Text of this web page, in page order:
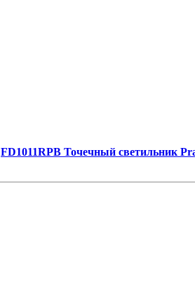
FD1011RPB Точечный светильник